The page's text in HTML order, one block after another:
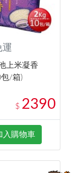
運
上米凝香
包/箱)
$ 2390
入購物車